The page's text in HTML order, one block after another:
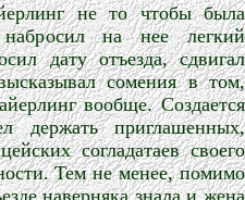
не то чтобы была
на нее легкий
дату отъезда, сдвигал
сомения в том,
вообще. Создается
держать приглашенных,
согладатаев своего
Тем не менее, помимо
наверняка знала и жена